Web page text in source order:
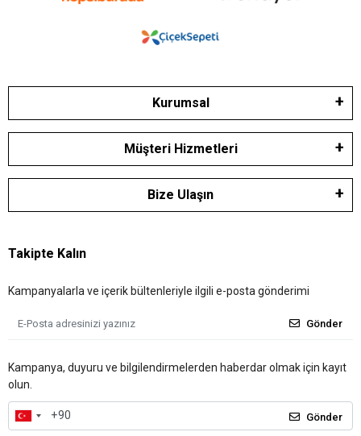
Kurumsal
Müşteri Hizmetleri
Bize Ulaşın
Takipte Kalın
Kampanyalarla ve içerik bültenleriyle ilgili e-posta gönderimi
Gönder
Kampanya, duyuru ve bilgilendirmelerden haberdar olmak için kayıt
olun.
Gönder